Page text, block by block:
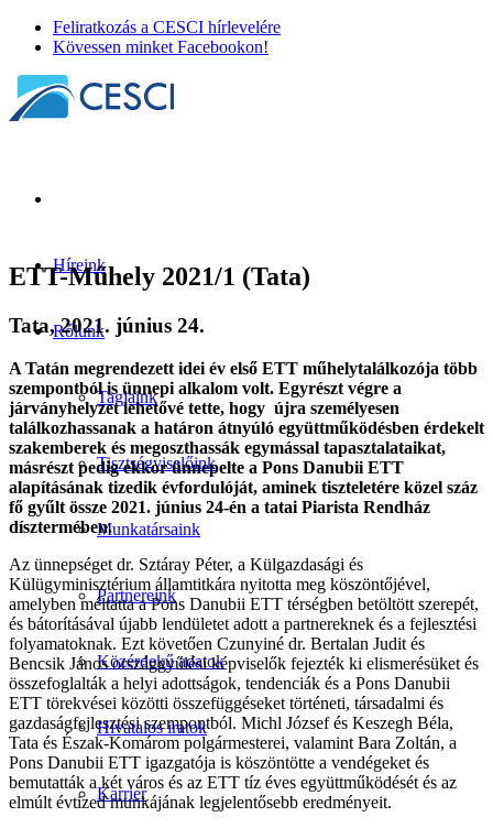
Feliratkozás a CESCI hírlevelére
Kövessen minket Facebookon!
Híreink
Rólunk
Tagjaink
Tisztségviselőink
Munkatársaink
Partnereink
Közérdekű adatok
Hivatalos iratok
Karrier
ETT-Műhely 2021/1 (Tata)
Tata, 2021. június 24.
A Tatán megrendezett idei év első ETT műhelytalálkozója több
szempontból is ünnepi alkalom volt. Egyrészt végre a
járványhelyzet lehetővé tette, hogy újra személyesen
találkozhassanak a határon átnyúló együttműködésben érdekelt
szakemberek és megoszthassák egymással tapasztalataikat,
másrészt pedig ekkor ünnepelte a Pons Danubii ETT
alapításának tizedik évfordulóját, aminek tiszteletére közel száz
fő gyűlt össze 2021. június 24-én a tatai Piarista Rendház
dísztermében.
Az ünnepséget dr. Sztáray Péter, a Külgazdasági és
Külügyminisztérium államtitkára nyitotta meg köszöntőjével,
amelyben méltatta a Pons Danubii ETT térségben betöltött szerepét,
és bátorításával újabb lendületet adott a partnereknek és a fejlesztési
folyamatoknak. Ezt követően Czunyiné dr. Bertalan Judit és
Bencsik János országgyűlési képviselők fejezték ki elismerésüket és
összefoglalták a helyi adottságok, tendenciák és a Pons Danubii
ETT törekvései közötti összefüggéseket történeti, társadalmi és
gazdaságfejlesztési szempontból. Michl József és Keszegh Béla,
Tata és Észak-Komárom polgármesterei, valamint Bara Zoltán, a
Pons Danubii ETT igazgatója is köszöntötte a vendégeket és
bemutatták a két város és az ETT tíz éves együttműködését és az
elmúlt évtized munkájának legjelentősebb eredményeit.